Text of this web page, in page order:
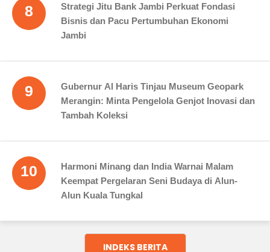
8
Strategi Jitu Bank Jambi Perkuat Fondasi
Bisnis dan Pacu Pertumbuhan Ekonomi
Jambi
9
Gubernur Al Haris Tinjau Museum Geopark
Merangin: Minta Pengelola Genjot Inovasi dan
Tambah Koleksi
10
Harmoni Minang dan India Warnai Malam
Keempat Pergelaran Seni Budaya di Alun-
Alun Kuala Tungkal
INDEKS BERITA